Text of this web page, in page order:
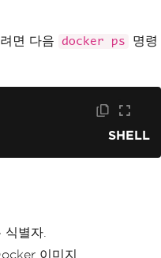
면 다음 docker ps
명령
SHELL
식별자.
이미지.